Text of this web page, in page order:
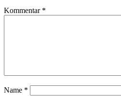
Kommentar *
Name *